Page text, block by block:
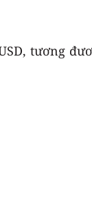
tương